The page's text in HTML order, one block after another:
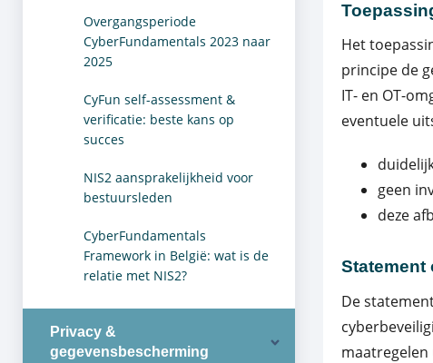
Overgangsperiode
CyberFundamentals 2023 naar
2025
CyFun self-assessment &
verificatie: beste kans op
succes
NIS2 aansprakelijkheid voor
bestuursleden
CyberFundamentals
Framework in België: wat is de
relatie met NIS2?
Privacy &
gegevensbescherming
Het
principe de
IT- en OT-
eventuele
geen
deze
Statement
De
maatregelen